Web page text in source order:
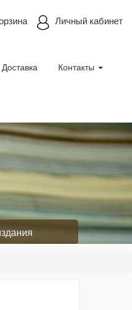
Личный кабинет
Доставка Контакты